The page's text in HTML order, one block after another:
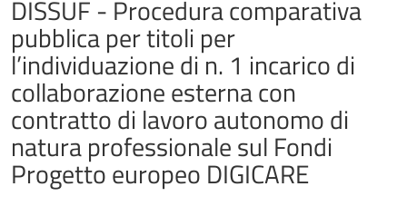
DISSUF - Procedura comparativa
pubblica per titoli per
l’individuazione di n. 1 incarico di
collaborazione esterna con
contratto di lavoro autonomo di
natura professionale sul Fondi
Progetto europeo DIGICARE